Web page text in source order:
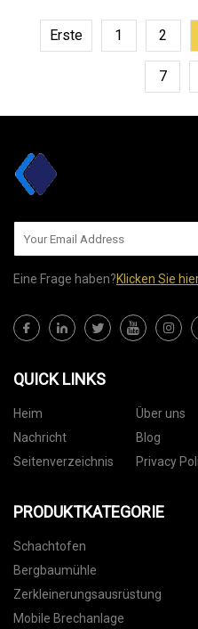
Erste 1 2
7
Eine Frage haben?Klicken Sie
QUICK LINKS
Heim Über uns
Nachricht
Blog
Seitenverzeichnis
Privacy
PRODUKTKATEGORIE
Schachtofen
Bergbaumühle
Zerkleinerungsausrüstung
Mobile Brechanlage